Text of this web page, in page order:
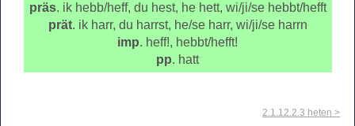
präs. ik hebb/heff, du hest, he hett, wi/ji/se hebbt/hefft
prät. ik harr, du harrst, he/se harr, wi/ji/se harrn
imp. heff!, hebbt/hefft!
pp. hatt
2.1.12.2.3 heten >